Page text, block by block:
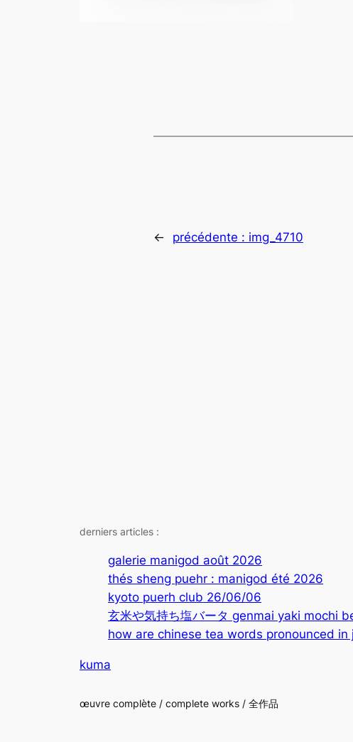
← précédente : img_4710
derniers articles :
galerie manigod août 2026
thés sheng puehr : manigod été 2026
kyoto puerh club 26/06/06
玄米や気持ち塩バータ genmai yaki mochi
how are chinese tea words pronounced in
kuma
œuvre complète / complete works / 全作品